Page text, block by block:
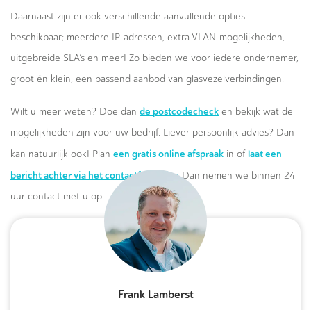
Daarnaast zijn er ook verschillende aanvullende opties
beschikbaar; meerdere IP-adressen, extra VLAN-mogelijkheden,
uitgebreide SLA’s en meer! Zo bieden we voor iedere ondernemer,
groot én klein, een passend aanbod van glasvezelverbindingen.
Wilt u meer weten? Doe dan de postcodecheck en bekijk wat de
mogelijkheden zijn voor uw bedrijf. Liever persoonlijk advies? Dan
kan natuurlijk ook! Plan een gratis online afspraak in of laat een
bericht achter via het contactformulier.Dan nemen we binnen 24
uur contact met u op.
Frank Lamberst